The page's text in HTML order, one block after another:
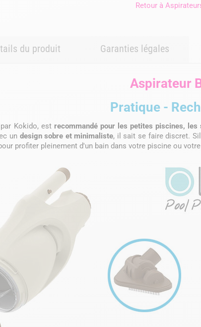
Retour à
du produit Garanties légales
Aspirateur
Pratique -
Kokido, est recommandé pour les petites piscines,
un design sobre et minimaliste, il sait se faire discret.
profiter pleinement d'un bain dans votre piscine ou